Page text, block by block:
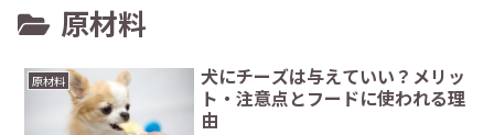
原材料
原材料
犬にチーズは与えていい？メリッ
ト・注意点とフードに使われる理
由